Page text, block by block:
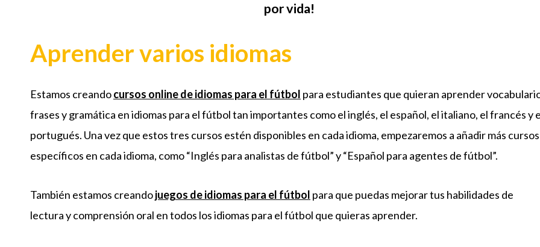
por vida!
Aprender varios idiomas
Estamos creandocursos online de idiomas para el fútbol para estudiantes que quieran aprender
frases y gramática en idiomas para el fútbol tan importantes como el inglés, el español, el italiano, el francés y
portugués. Una vez que estos tres cursos estén disponibles en cada idioma, empezaremos a añadir más cursos
específicos en cada idioma, como “Inglés para analistas de fútbol” y “Español para agentes de fútbol”.
También estamos creandojuegos de idiomas para el fútbol para que puedas mejorar tus habilidades de
lectura y comprensión oral en todos los idiomas para el fútbol que quieras aprender.